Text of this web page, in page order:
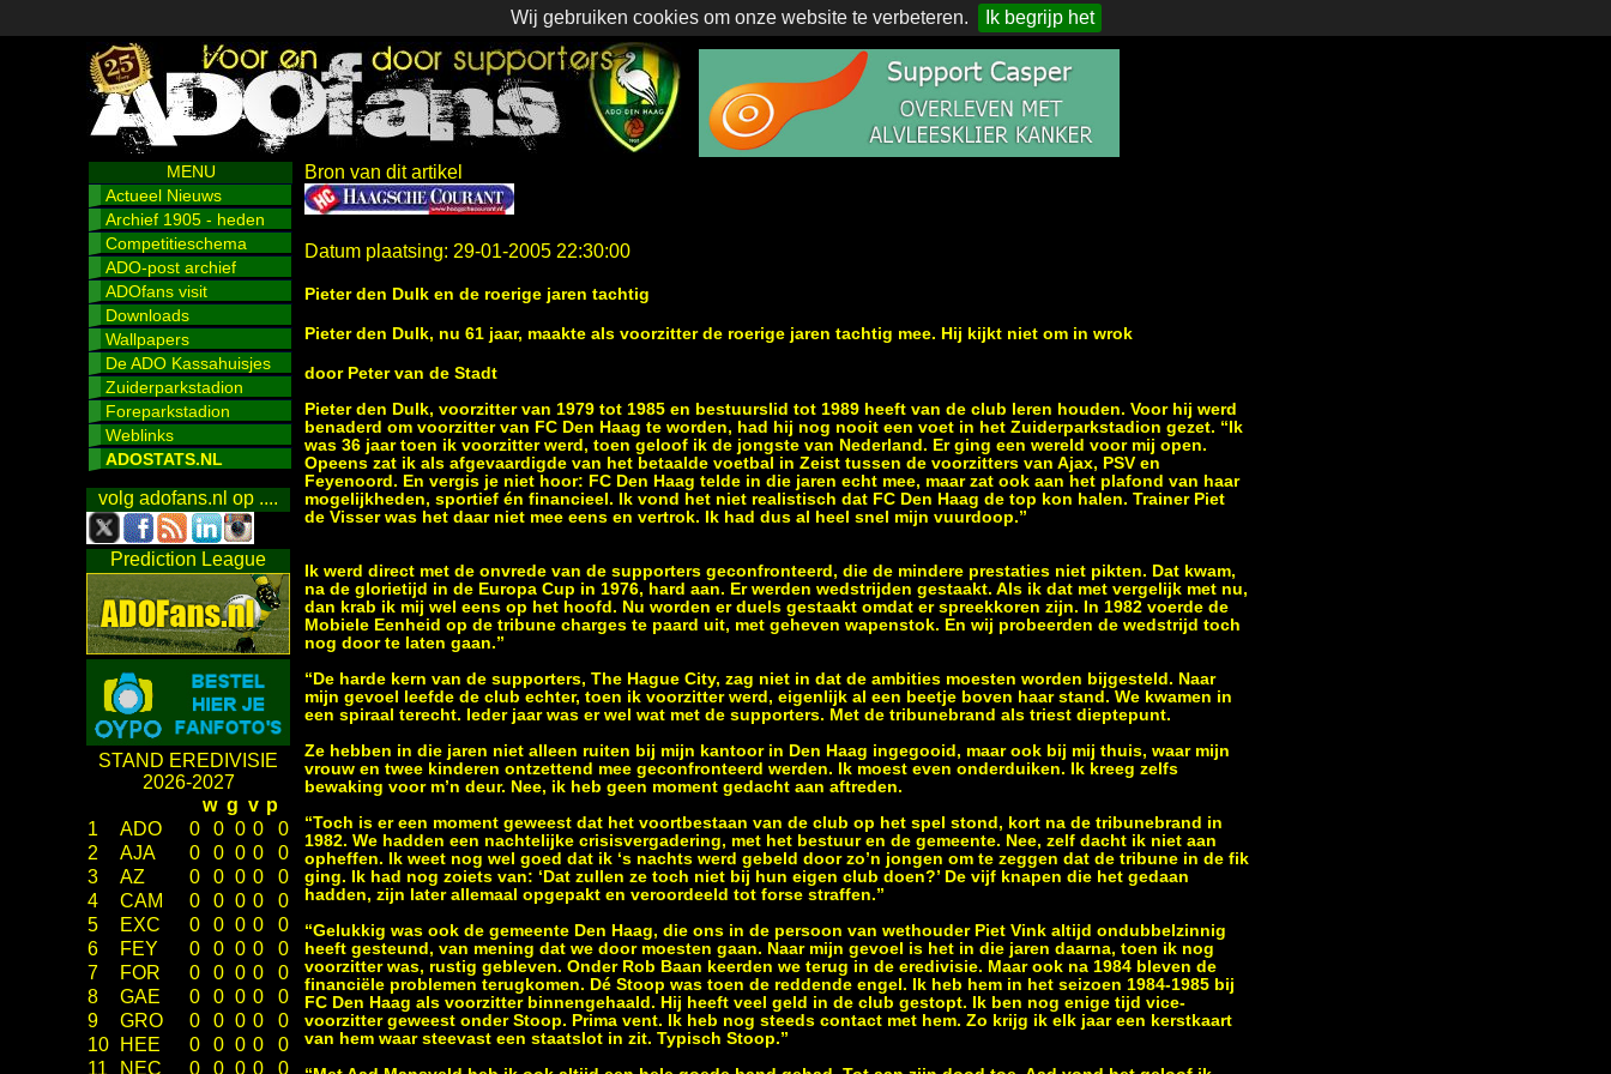
Wij gebruiken cookies om onze website te verbeteren. Ik begrijp het
MENU
Actueel Nieuws
Archief 1905 - heden
Competitieschema
ADO-post archief
ADOfans visit
Downloads
Wallpapers
De ADO Kassahuisjes
Zuiderparkstadion
Foreparkstadion
Weblinks
ADOSTATS.NL
volg adofans.nl op ....
Prediction League
STAND EREDIVISIE
2026-2027
w g v p
1
ADO 0 0 0 0
0
2
AJA 0 0 0 0
0
3
AZ 0 0 0 0
0
4
CAM 0 0 0 0
0
5
EXC 0 0 0 0
0
6
FEY 0 0 0 0
0
7
FOR 0 0 0 0
0
8
GAE 0 0 0 0
0
9
GRO 0 0 0 0
0
10
HEE 0 0 0 0
0
11
NEC 0 0 0 0 0
Bron van dit artikel
Datum plaatsing: 29-01-2005 22:30:00
Pieter den Dulk en de roerige jaren tachtig
Pieter den Dulk, nu 61 jaar, maakte als voorzitter de roerige jaren tachtig mee. Hij kijkt niet om in wrok
door Peter van de Stadt
Pieter den Dulk, voorzitter van 1979 tot 1985 en bestuurslid tot 1989 heeft van de club leren houden. Voor hij werd
benaderd om voorzitter van FC Den Haag te worden, had hij nog nooit een voet in het Zuiderparkstadion gezet. “Ik
was 36 jaar toen ik voorzitter werd, toen geloof ik de jongste van Nederland. Er ging een wereld voor mij open.
Opeens zat ik als afgevaardigde van het betaalde voetbal in Zeist tussen de voorzitters van Ajax, PSV en
Feyenoord. En vergis je niet hoor: FC Den Haag telde in die jaren echt mee, maar zat ook aan het plafond van haar
mogelijkheden, sportief én financieel. Ik vond het niet realistisch dat FC Den Haag de top kon halen. Trainer Piet
de Visser was het daar niet mee eens en vertrok. Ik had dus al heel snel mijn vuurdoop.”
Ik werd direct met de onvrede van de supporters geconfronteerd, die de mindere prestaties niet pikten. Dat kwam,
na de glorietijd in de Europa Cup in 1976, hard aan. Er werden wedstrijden gestaakt. Als ik dat met vergelijk met nu,
dan krab ik mij wel eens op het hoofd. Nu worden er duels gestaakt omdat er spreekkoren zijn. In 1982 voerde de
Mobiele Eenheid op de tribune charges te paard uit, met geheven wapenstok. En wij probeerden de wedstrijd toch
nog door te laten gaan.”
“De harde kern van de supporters, The Hague City, zag niet in dat de ambities moesten worden bijgesteld. Naar
mijn gevoel leefde de club echter, toen ik voorzitter werd, eigenlijk al een beetje boven haar stand. We kwamen in
een spiraal terecht. Ieder jaar was er wel wat met de supporters. Met de tribunebrand als triest dieptepunt.
Ze hebben in die jaren niet alleen ruiten bij mijn kantoor in Den Haag ingegooid, maar ook bij mij thuis, waar mijn
vrouw en twee kinderen ontzettend mee geconfronteerd werden. Ik moest even onderduiken. Ik kreeg zelfs
bewaking voor m’n deur. Nee, ik heb geen moment gedacht aan aftreden.
“Toch is er een moment geweest dat het voortbestaan van de club op het spel stond, kort na de tribunebrand in
1982. We hadden een nachtelijke crisisvergadering, met het bestuur en de gemeente. Nee, zelf dacht ik niet aan
opheffen. Ik weet nog wel goed dat ik ‘s nachts werd gebeld door zo’n jongen om te zeggen dat de tribune in de fik
ging. Ik had nog zoiets van: ‘Dat zullen ze toch niet bij hun eigen club doen?’ De vijf knapen die het gedaan
hadden, zijn later allemaal opgepakt en veroordeeld tot forse straffen.”
“Gelukkig was ook de gemeente Den Haag, die ons in de persoon van wethouder Piet Vink altijd ondubbelzinnig
heeft gesteund, van mening dat we door moesten gaan. Naar mijn gevoel is het in die jaren daarna, toen ik nog
voorzitter was, rustig gebleven. Onder Rob Baan keerden we terug in de eredivisie. Maar ook na 1984 bleven de
financiële problemen terugkomen. Dé Stoop was toen de reddende engel. Ik heb hem in het seizoen 1984-1985 bij
FC Den Haag als voorzitter binnengehaald. Hij heeft veel geld in de club gestopt. Ik ben nog enige tijd vice-
voorzitter geweest onder Stoop. Prima vent. Ik heb nog steeds contact met hem. Zo krijg ik elk jaar een kerstkaart
van hem waar steevast een staatslot in zit. Typisch Stoop.”